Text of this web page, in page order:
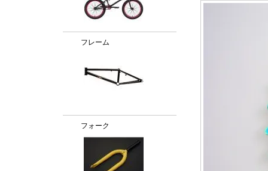
フレーム
フォーク